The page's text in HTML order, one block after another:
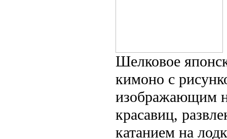
Шелковое
кимоно с
изображающим
красавиц,
катанием на